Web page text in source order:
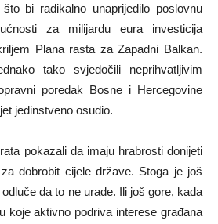
bi radikalno unaprijedilo poslovnu
za milijardu eura investicija
Plana rasta za Zapadni Balkan.
tako svjedočili neprihvatljivim
poredak Bosne i Hercegovine
jedinstveno osudio.
pokazali da imaju hrabrosti donijeti
dobrobit cijele države. Stoga je još
da to ne urade. Ili još gore, kada
koje aktivno podriva interese građana